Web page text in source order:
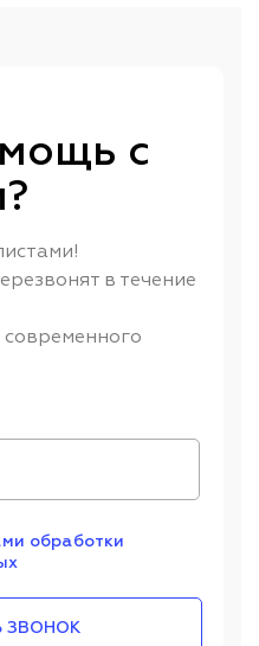
с
в течение
обработки
ЗВОНОК